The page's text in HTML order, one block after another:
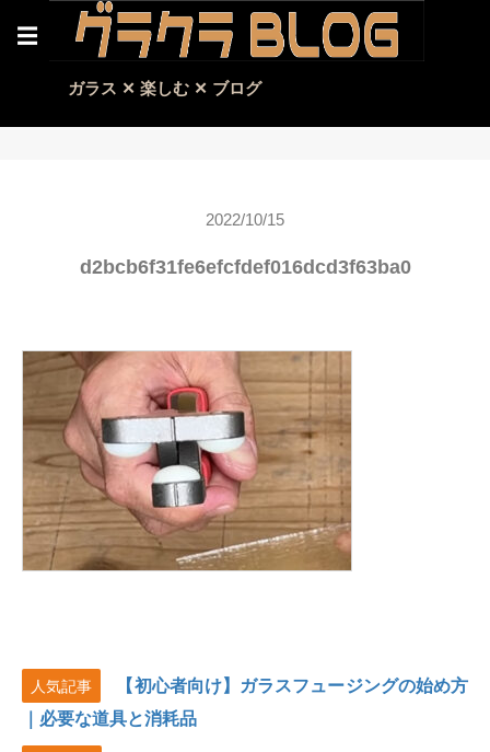
☰
ガラス ✕ 楽しむ ✕ ブログ
2022/10/15
d2bcb6f31fe6efcfdef016dcd3f63ba0
人気記事
【初心者向け】ガラスフュージングの始め方
｜必要な道具と消耗品